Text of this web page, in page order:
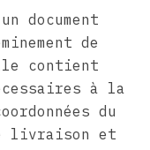
document
de
contient
à la
du
livraison et